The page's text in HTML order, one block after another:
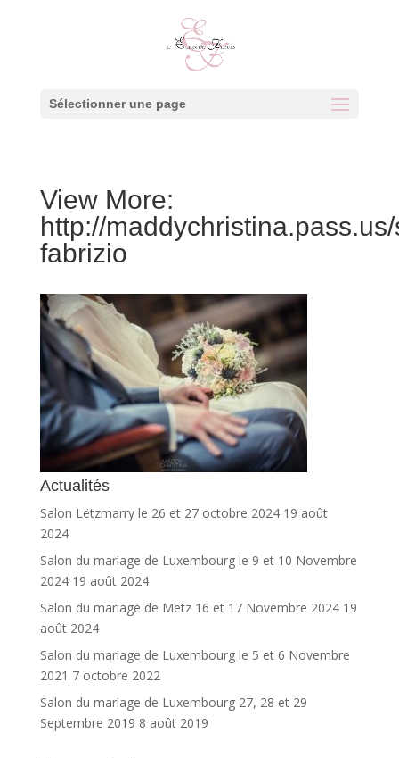
Sélectionner une page
View More:
http://
fabrizio
Actualités
Salon Lëtzmarry le 26 et 27 octobre 2024 19 août
2024
Salon du mariage de Luxembourg le 9 et 10 Novembre
2024 19 août 2024
Salon du mariage de Metz 16 et 17 Novembre 2024 19
août 2024
Salon du mariage de Luxembourg le 5 et 6 Novembre
2021 7 octobre 2022
Salon du mariage de Luxembourg 27, 28 et 29
Septembre 2019 8 août 2019